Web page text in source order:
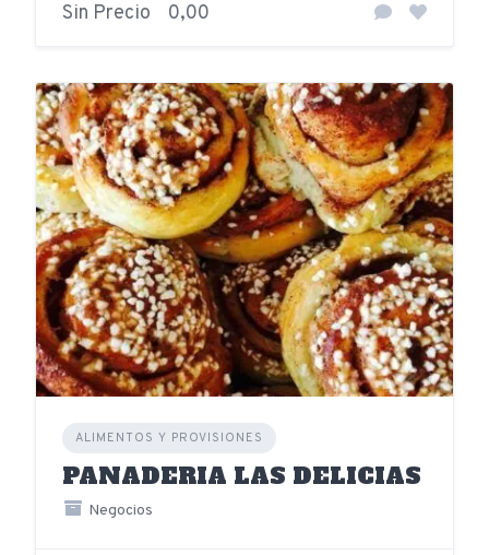
Sin Precio 0,00
ALIMENTOS Y PROVISIONES
PANADERIA LAS DELICIAS
Negocios